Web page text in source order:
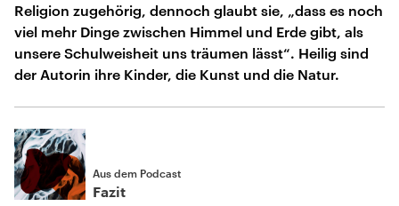
Religion zugehörig, dennoch glaubt sie, „dass es noch
viel mehr Dinge zwischen Himmel und Erde gibt, als
unsere Schulweisheit uns träumen lässt“. Heilig sind
der Autorin ihre Kinder, die Kunst und die Natur.
Aus dem Podcast
Fazit